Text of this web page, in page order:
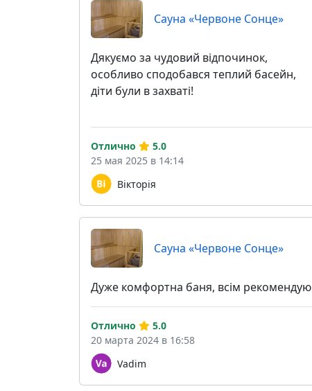
Сауна «Червоне Сонце»
Дякуємо за чудовий відпочинок,
особливо сподобався теплий басейн,
діти були в захваті!
Вікторія
Отлично
5.0
25 мая 2025 в 14:14
Сауна «Червоне Сонце»
Дуже комфортна баня, всім рекомендую
Vadim
Отлично
5.0
20 марта 2024 в 16:58